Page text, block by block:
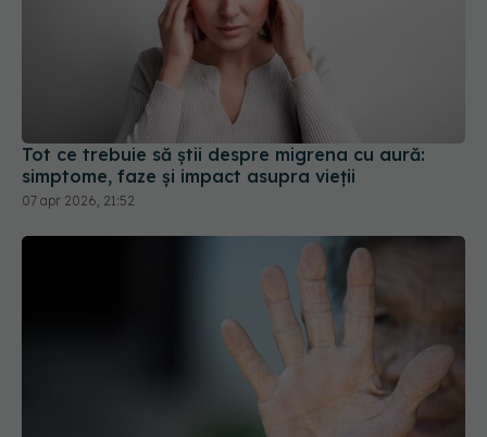
Tot ce trebuie să știi despre migrena cu aură:
simptome, faze și impact asupra vieții
07 apr 2026, 21:52